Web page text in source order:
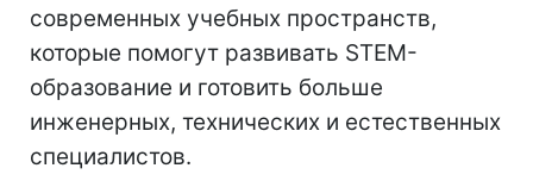
современных учебных пространств,
которые помогут развивать STEM-
образование и готовить больше
инженерных, технических и естественных
специалистов.